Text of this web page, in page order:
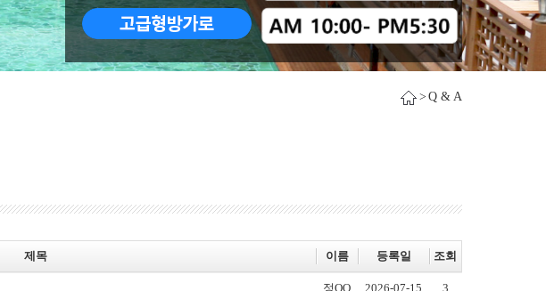
> Q & A
제목 이름 등록일 조회
정OO 2026-07-15 3